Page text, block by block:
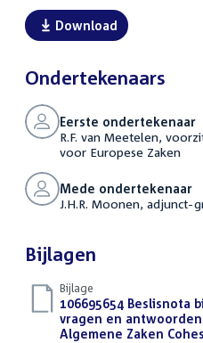
Download
Ondertekenaars
Eerste ondertekenaar
R.F. van Meetelen,
voor Europese Zaken
Mede ondertekenaar
J.H.R. Moonen, adjunct-
Bijlagen
Bijlage
Download
bestand:
106695654 Beslisnota
vragen en
Algemene Zaken